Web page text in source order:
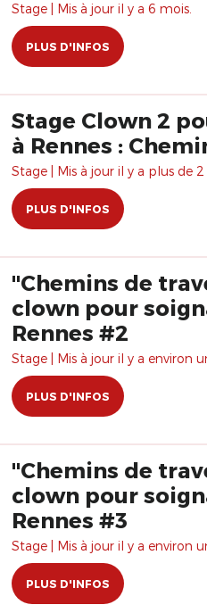
Stage | Mis à jour il y a 6 mois.
PLUS D'INFOS
Stage Clown 2
à Rennes :
Stage | Mis à jour il y a plus de 2
PLUS D'INFOS
"Chemins de
clown pour
Rennes #2
Stage | Mis à jour il y a environ
PLUS D'INFOS
"Chemins de
clown pour
Rennes #3
Stage | Mis à jour il y a environ
PLUS D'INFOS